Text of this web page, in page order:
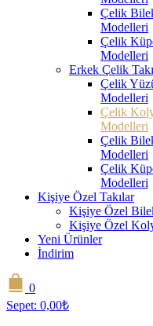
Çelik
Modelleri
Çelik
Modelleri
Erkek Çelik
Çelik
Modelleri
Çelik
Modelleri
Çelik
Modelleri
Çelik
Modelleri
Kişiye Özel Takılar
Kişiye Özel
Kişiye Özel
Yeni Ürünler
İndirim
0
Sepet: 0,00₺